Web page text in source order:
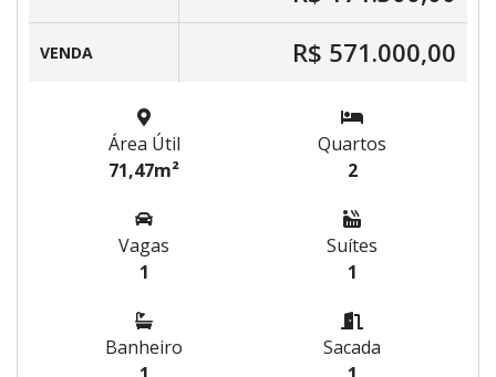
VENDA R$ 571.000,00
Área Útil
71,47m²
Quartos
2
Vagas
1
Suítes
1
Banheiro
Sacada